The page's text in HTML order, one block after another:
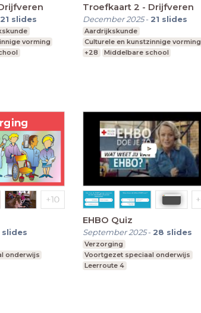
21 slides
vorming
Troefkaart 2 - Drijfveren
December 2025- 21 slides
Aardrijkskunde
Culturele en kunstzinnige vorming
+28
Middelbare school
slides
onderwijs
EHBO Quiz
September 2025- 28 slides
Verzorging
Voortgezet speciaal onderwijs
Leerroute 4